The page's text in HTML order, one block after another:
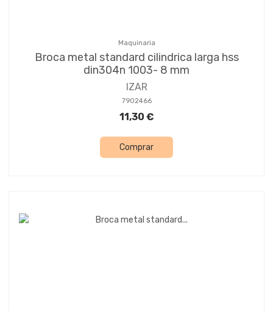
Maquinaria
Broca metal standard cilindrica larga hss
din304n 1003- 8 mm
IZAR
7902466
11,30 €
Comprar